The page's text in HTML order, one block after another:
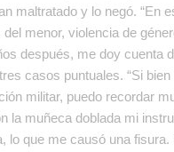
maltratado y lo negó. “En
menor, violencia de
después, me doy cuenta
casos puntuales. “Si bien
militar, puedo recordar
la muñeca doblada mi
lo que me causó una fisura.